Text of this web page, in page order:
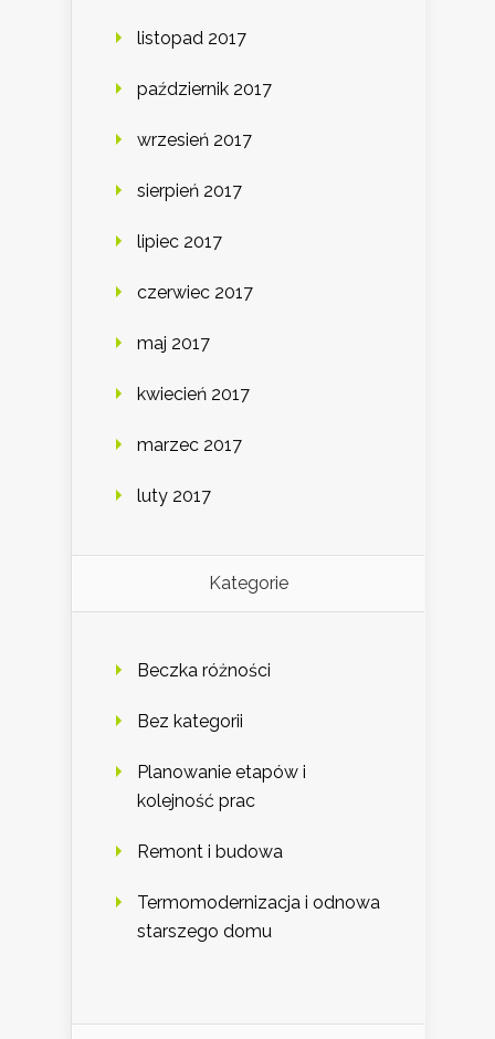
listopad 2017
październik 2017
wrzesień 2017
sierpień 2017
lipiec 2017
czerwiec 2017
maj 2017
kwiecień 2017
marzec 2017
luty 2017
Kategorie
Beczka różności
Bez kategorii
Planowanie etapów i
kolejność prac
Remont i budowa
Termomodernizacja i odnowa
starszego domu